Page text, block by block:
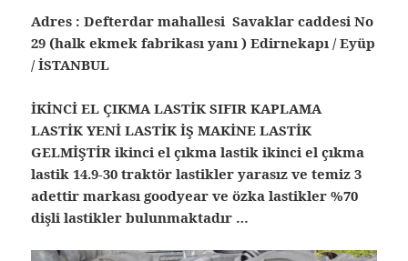
Adres : Defterdar mahallesi Savaklar caddesi No
29 (halk ekmek fabrikası yanı ) Edirnekapı / Eyüp
/ İSTANBUL
İKİNCİ EL ÇIKMA LASTİK SIFIR KAPLAMA
LASTİK YENİ LASTİK İŞ MAKİNE LASTİK
GELMİŞTİR ikinci el çıkma lastik ikinci el çıkma
lastik 14.9-30 traktör lastikler yarasız ve temiz 3
adettir markası goodyear ve özka lastikler %70
dişli lastikler bulunmaktadır …